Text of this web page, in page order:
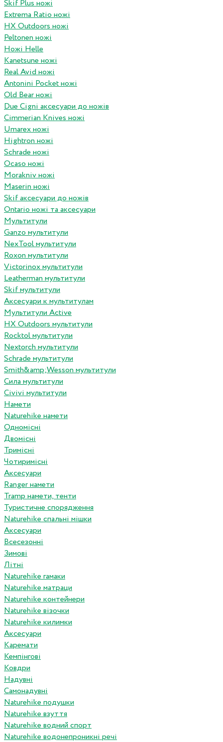
Skif Plus ножі
Extrema Ratio ножі
HX Outdoors ножі
Peltonen ножі
Ножі Helle
Kanetsune ножі
Real Avid ножі
Antonini Pocket ножі
Old Bear ножі
Due Cigni аксесуари до ножів
Cimmerian Knives ножі
Umarex ножі
Hightron ножі
Schrade ножі
Ocaso ножі
Morakniv ножі
Maserin ножі
Skif аксесуари до ножів
Ontario ножі та аксесуари
Мультитули
Ganzo мультитули
NexTool мультитули
Roxon мультитули
Victorinox мультитули
Leatherman мультитули
Skif мультитули
Аксесуари к мультитулам
Мультитули Active
HX Outdoors мультитули
Rocktol мультитули
Nextorch мультитули
Schrade мультитули
Smith&amp;Wesson мультитули
Сила мультитули
Civivi мультитули
Намети
Naturehike намети
Одномісні
Двомісні
Тримісні
Чотиримісні
Аксесуари
Ranger намети
Tramp намети, тенти
Туристичне спорядження
Naturehike спальні мішки
Аксесуари
Всесезонні
Зимові
Літні
Naturehike гамаки
Naturehike матраци
Naturehike контейнери
Naturehike візочки
Naturehike килимки
Аксесуари
Каремати
Кемпінгові
Ковдри
Надувні
Самонадувні
Naturehike подушки
Naturehike взуття
Naturehike водний спорт
Naturehike водонепроникні речі